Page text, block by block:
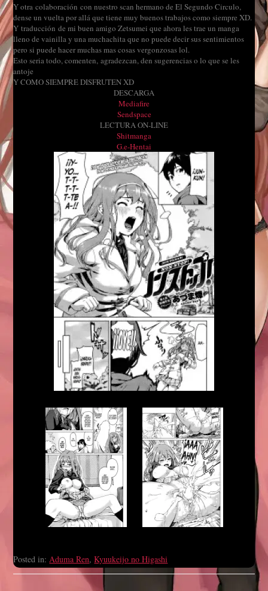
Y otra colaboración con nuestro scan hermano de El Segundo Circulo,
dense un vuelta por allá que tiene muy buenos trabajos como siempre XD.
Y traducción de mi buen amigo Zetsumei que ahora les trae un manga
lleno de vainilla y una muchachita que no puede decir sus sentimientos
pero si puede hacer muchas mas cosas vergonzosas lol.
Esto seria todo, comenten, agradezcan, den sugerencias o lo que se les
antoje
Y COMO SIEMPRE DISFRUTEN XD
DESCARGA
Mediafire
Sendspace
LECTURA ON-LINE
Shitmanga
G.e-Hentai
Posted in:Aduma Ren,Kyuukeijo no Higashi